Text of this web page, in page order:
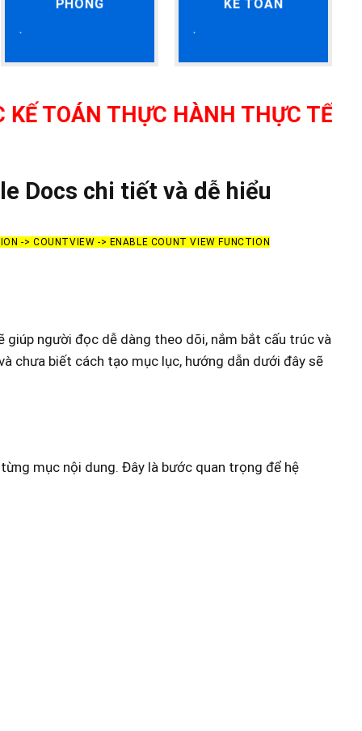
PHÒNG
KẾ TOÁN
THỰC HÀNH THỰC TẾ TẠI
Docs chi tiết và dễ hiểu
-> COUNTVIEW -> ENABLE COUNT VIEW FUNCTION
giúp người đọc dễ dàng theo dõi, nắm bắt cấu trúc và
chưa biết cách tạo mục lục, hướng dẫn dưới đây sẽ
mục nội dung. Đây là bước quan trọng để hệ